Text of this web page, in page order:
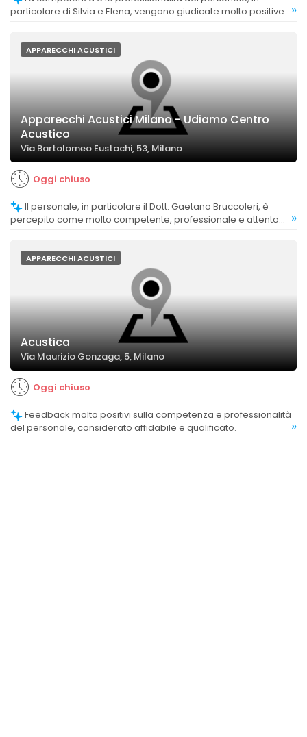
particolare di Silvia e Elena, vengono giudicate molto positive, »
APPARECCHI ACUSTICI
Apparecchi Acustici Milano - Udiamo Centro
Acustico
Via Bartolomeo Eustachi, 53, Milano
Oggi chiuso
percepito come molto competente, professionale e attento
»
APPARECCHI ACUSTICI
Acustica
Via Maurizio Gonzaga, 5, Milano
Oggi chiuso
del personale, considerato affidabile e qualificato.
»